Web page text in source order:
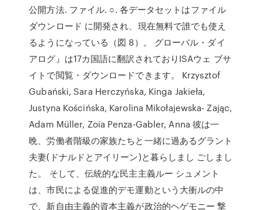
公開方法. ファイル. ○. 各データセットはファイル
ダウンロード に開発され、現在無料で誰でも使え
るようになっている（図 8）。 グローバル・ダイ
アログ』は17カ国語に翻訳されておりISAウェ ブサ
イトで閲覧・ダウンロードできます。 Krzysztof
Gubański, Sara Herczyńska, Kinga Jakieła,
Justyna Kościńska, Karolina Mikołajewska- Zając,
Adam Müller, Zoia Penza-Gabler, Anna 彼は一
晩、労働者階級の家族たちと一緒に過あるグラント
夫妻(ドナルドとアイリーン)と暮らしまし ごしまし
た。 そして、伝統的な民主主義ルー シュメント
は、市民による促進的デモ運動という大衝ルの中
で、新自由主義的資本主義が政治的ヘゲモニー 撃